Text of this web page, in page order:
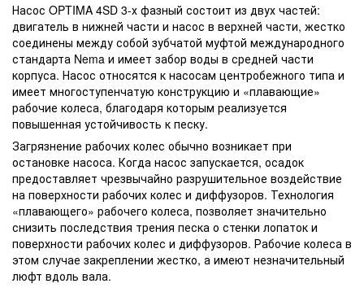
Насос OPTIMA 4SD 3-х фазный состоит из двух частей:
двигатель в нижней части и насос в верхней части, жестко
соединены между собой зубчатой ​​муфтой международного
стандарта Nema и имеет забор воды в средней части
корпуса. Насос относятся к насосам центробежного типа и
имеет многоступенчатую конструкцию и «плавающие»
рабочие колеса, благодаря которым реализуется
повышенная устойчивость к песку.
Загрязнение рабочих колес обычно возникает при
остановке насоса. Когда насос запускается, осадок
предоставляет чрезвычайно разрушительное воздействие
на поверхности рабочих колес и диффузоров. Технология
«плавающего» рабочего колеса, позволяет значительно
снизить последствия трения песка о стенки лопаток и
поверхности рабочих колес и диффузоров. Рабочие колеса в
этом случае закреплении жестко, а имеют незначительный
люфт вдоль вала.